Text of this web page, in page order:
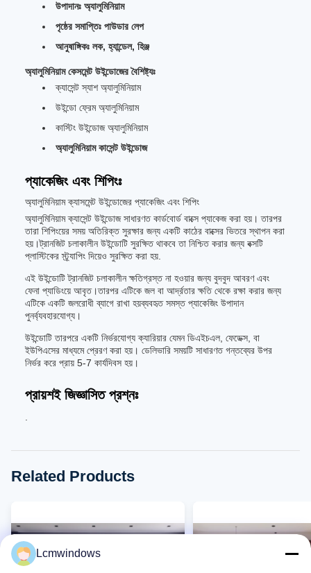
উপাদানঃ অ্যালুমিনিয়াম
পৃষ্ঠের সমাপ্তিঃ পাউডার লেপ
আনুষাঙ্গিকঃ লক, হ্যান্ডেল, হিঞ্জ
অ্যালুমিনিয়াম কেসমেন্ট উইন্ডোজের বৈশিষ্ট্যঃ
ক্যাসেন্ট স্যাশ অ্যালুমিনিয়াম
উইন্ডো ফ্রেম অ্যালুমিনিয়াম
কাস্টিং উইন্ডোজ অ্যালুমিনিয়াম
অ্যালুমিনিয়াম কাসেন্ট উইন্ডোজ
প্যাকেজিং এবং শিপিংঃ
অ্যালুমিনিয়াম ক্যাসমেন্ট উইন্ডোজের প্যাকেজিং এবং শিপিং
অ্যালুমিনিয়াম ক্যাসেন্ট উইন্ডোজ সাধারণত কার্ডবোর্ড বাক্সে প্যাকেজ করা হয়। তারপর
তারা শিপিংয়ের সময় অতিরিক্ত সুরক্ষার জন্য একটি কাঠের বাক্সের ভিতরে স্থাপন করা
হয়।ট্রানজিট চলাকালীন উইন্ডোটি সুরক্ষিত থাকবে তা নিশ্চিত করার জন্য বক্সটি
প্লাস্টিকের স্ট্র্যাপিং দিয়েও সুরক্ষিত করা হয়.
এই উইন্ডোটি ট্রানজিট চলাকালীন ক্ষতিগ্রস্ত না হওয়ার জন্য বুদবুদ আবরণ এবং
ফেনা প্যাডিংয়ে আবৃত।তারপর এটিকে জল বা আর্দ্রতার ক্ষতি থেকে রক্ষা করার জন্য
এটিকে একটি জলরোধী ব্যাগে রাখা হয়ব্যবহৃত সমস্ত প্যাকেজিং উপাদান
পুনর্ব্যবহারযোগ্য।
উইন্ডোটি তারপরে একটি নির্ভরযোগ্য ক্যারিয়ার যেমন ডিএইচএল, ফেডেক্স, বা
ইউপিএসের মাধ্যমে প্রেরণ করা হয়। ডেলিভারি সময়টি সাধারণত গন্তব্যের উপর
নির্ভর করে প্রায় 5-7 কার্যদিবস হয়।
প্রায়শই জিজ্ঞাসিত প্রশ্নঃ
Related Products
Lcmwindows